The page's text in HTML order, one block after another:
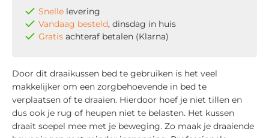
Snelle levering
Vandaag besteld, dinsdag in huis
Gratis achteraf betalen (Klarna)
Door dit draaikussen bed te gebruiken is het veel
makkelijker om een zorgbehoevende in bed te
verplaatsen of te draaien. Hierdoor hoef je niet tillen en
dus ook je rug of heupen niet te belasten. Het kussen
draait soepel mee met je beweging. Zo maak je draaiende